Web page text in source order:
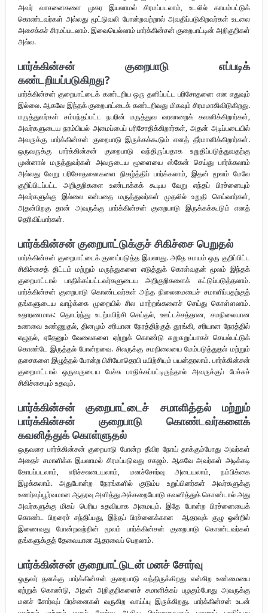
அவர் வாசனைகளை முகர இயலாமல் சிரமப்படலாம், உடலில் காயம்பட்டுக்
கொண்டவர்கள் அல்லது மூட்டுவலி போன்றவற்றால் அவதிப்படுகிறவர்கள் உடலை
அசைக்கச் சிரமப்படலாம். இவையெல்லாம் பார்க்கின்சன் குறைபாட்டின் அறிகுறிகள்
அல்ல.
பார்க்கின்சன் குறைபாடு எப்படிக்
கண்டறியப்படுகிறது?
பார்க்கின்சன் குறைபாட்டைக் கண்டறிய ஒரு தனிப்பட்ட பரிசோதனை என எதுவும்
இல்லை. ஆகவே இந்தக் குறைபாட்டைக் கண்டறிவது மிகவும் சிரமமாகிவிடுகிறது.
மருத்துவர்கள் சம்பந்தப்பட்ட நபரின் மருத்துவ வரலாறைக் கவனிக்கிறார்கள்,
அவர்களுடைய நரம்பியல் அமைப்பைப் பரிசோதிக்கிறார்கள், அதன் அடிப்படையில்
அவருக்கு பார்க்கின்சன் குறைபாடு இருக்கக்கூடும் எனத் தீர்மானிக்கிறார்கள்.
ஒருவருக்கு பார்க்கின்சன் குறைபாடு வந்திருப்பதாக உறுதிப்படுத்துவதற்கு
முன்னால் மருத்துவர்கள் அவருடைய மூளையை ஸ்கேன் செய்து பார்க்கலாம்
அல்லது வேறு பரிசோதனைகளை நிகழ்த்திப் பார்க்கலாம், இதன் மூலம் மேலே
குறிப்பிடப்பட்ட அறிகுறிகளை உண்டாக்கக் கூடிய வேறு எந்தப் பிரச்னையும்
அவர்களுக்கு இல்லை என்பதை மருத்துவர்கள் முதலில் உறுதி செய்வார்கள்,
அதன்பிறகு தான் அவருக்கு பார்க்கின்சன் குறைபாடு இருக்கக்கூடும் எனத்
தெரிவிப்பார்கள்.
பார்க்கின்சன் குறைபாட்டுக்குச் சிகிச்சை பெறுதல்
பார்க்கின்சன் குறைபாட்டைக் குணப்படுத்த இயலாது. அதே சமயம் ஒரு குறிப்பிட்ட
சிகிச்சைத் திட்டம் மற்றும் மருந்துகளை எடுத்துக் கொள்வதன் மூலம் இந்தக்
குறைபாட்டால் பாதிக்கப்பட்டவர்களுடைய அறிகுறிகளைக் கட்டுப்படுத்தலாம்.
பார்க்கின்சன் குறைபாடு கொண்டவர்கள் அந்த நிலைமையைச் சமாளிப்பதற்குத்
தங்களுடைய வாழ்க்கை முறையில் சில மாற்றங்களைச் செய்து கொள்ளலாம்.
உதாரணமாக: தொடர்ந்து உடற்பயிற்சி செய்தல், ஊட்டச்சத்தான, சமநிலையான
உணவை உண்ணுதல், தினமும் சரியான நேரத்திற்குத் தூங்கி, சரியான நேரத்தில்
எழுதல், ஏதேனும் வேலைகளை ஏற்றுக் கொண்டு சுறுசுறுப்பாகச் செயல்பட்டுக்
கொண்டே இருத்தல் போன்றவை. சிலருக்கு சமநிலையை மேம்படுத்துதல் மற்றும்
தசைகளை இழுத்தல் போன்ற பிசியோதெரபி பயிற்சியும் பயன்தரலாம். பார்க்கின்சன்
குறைபாட்டால் ஒருவருடைய பேச்சு பாதிக்கப்பட்டிருந்தால் அவருக்குப் பேச்சுச்
சிகிச்சையும் உதவும்.
பார்க்கின்சன் குறைபாட்டைச் சமாளித்தல் மற்றும்
பார்க்கின்சன் குறைபாடு கொண்டவர்களைக்
கவனித்துக் கொள்ளுதல்
ஒருவரை பார்க்கின்சன் குறைபாடு போன்ற தீவிர நோய் தாக்கும்போது அவர்கள்
அதைச் சமாளிக்க இயலாமல் சிரமப்படுவது சகஜம். ஆகவே அவர்கள் அடிக்கடி
கோபப்படலாம், எரிச்சலடையலாம், மனச்சோர்வு அடையலாம், நம்பிக்கை
இழக்கலாம். அதுபோன்ற நேரங்களில் குடும்ப உறுப்பினர்கள் அவர்களுக்கு
உணர்வுப்பூர்வமான ஆதரவு அளித்து அக்கறையோடு கவனித்துக் கொண்டால் அது
அவர்களுக்கு மிகப் பெரிய உதவியாக அமையும். இதே போன்ற பிரச்னையைக்
கொண்ட பிறரைச் சந்திப்பது, இந்தப் பிரச்னைக்கான ஆதரவுக் குழு ஒன்றில்
இணைவது போன்றவற்றின் மூலம் பார்க்கின்சன் குறைபாடு கொண்டவர்கள்
தங்களுக்குத் தேவையான ஆதரவைப் பெறலாம்.
பார்க்கின்சன் குறைபாட்டுடன் மனச் சோர்வு
ஒருவர் தனக்கு பார்க்கின்சன் குறைபாடு வந்திருக்கிறது என்கிற உண்மையை
ஏற்றுக் கொண்டு, அதன் அறிகுறிகளைச் சமாளிக்கப் பழகும்போது அவருக்கு
மனச் சோர்வுப் பிரச்னைகள் வருகிற வாய்ப்பு இருக்கிறது. பார்க்கின்சன் உடன்